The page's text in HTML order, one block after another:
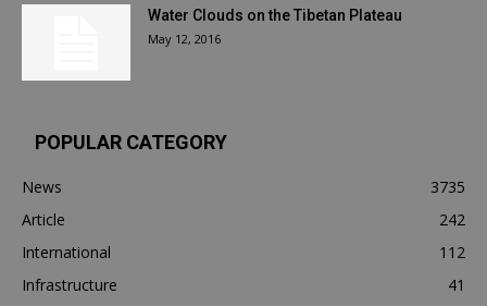
Water Clouds on the Tibetan Plateau
May 12, 2016
POPULAR CATEGORY
News
3735
Article
242
International
112
Infrastructure
41